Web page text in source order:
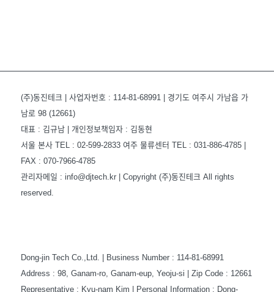
(주)동진테크 | 사업자번호 : 114-81-68991 | 경기도 여주시 가남읍 가
남로 98 (12661)
대표 : 김규남 | 개인정보책임자 : 김동현
서울 본사 TEL : 02-599-2833 여주 물류센터 TEL : 031-886-4785 |
FAX : 070-7966-4785
관리자메일 : info@djtech.kr | Copyright (주)동진테크 All rights
reserved.
Dong-jin Tech Co.,Ltd. | Business Number : 114-81-68991
Address : 98, Ganam-ro, Ganam-eup, Yeoju-si | Zip Code : 12661
Representative : Kyu-nam Kim | Personal Information : Dong-